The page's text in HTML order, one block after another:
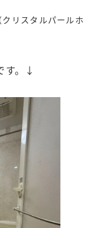
リスタルパールホ
す。↓